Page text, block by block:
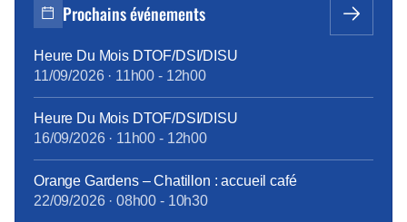
Prochains événements
Heure Du Mois DTOF/DSI/DISU
11/09/2026· 11h00 - 12h00
Heure Du Mois DTOF/DSI/DISU
16/09/2026· 11h00 - 12h00
Orange Gardens – Chatillon : accueil café
22/09/2026· 08h00 - 10h30